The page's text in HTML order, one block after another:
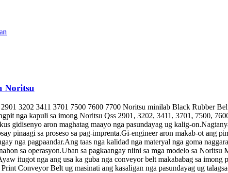
Noritsu
3202 3411 3701 7500 7600 7700 Noritsu minilab Black Rubber
nga kapuli sa imong Noritsu Qss 2901, 3202, 3411, 3701, 7500,
gidisenyo aron maghatag maayo nga pasundayag ug kalig-
pinaagi sa proseso sa pag-imprenta.Gi-engineer aron makab-ot ang
nga pagpaandar.Ang taas nga kalidad nga materyal nga goma
sa operasyon.Uban sa pagkaangay niini sa mga modelo sa
itugot nga ang usa ka guba nga conveyor belt makababag sa
Conveyor Belt ug masinati ang kasaligan nga pasundayag ug